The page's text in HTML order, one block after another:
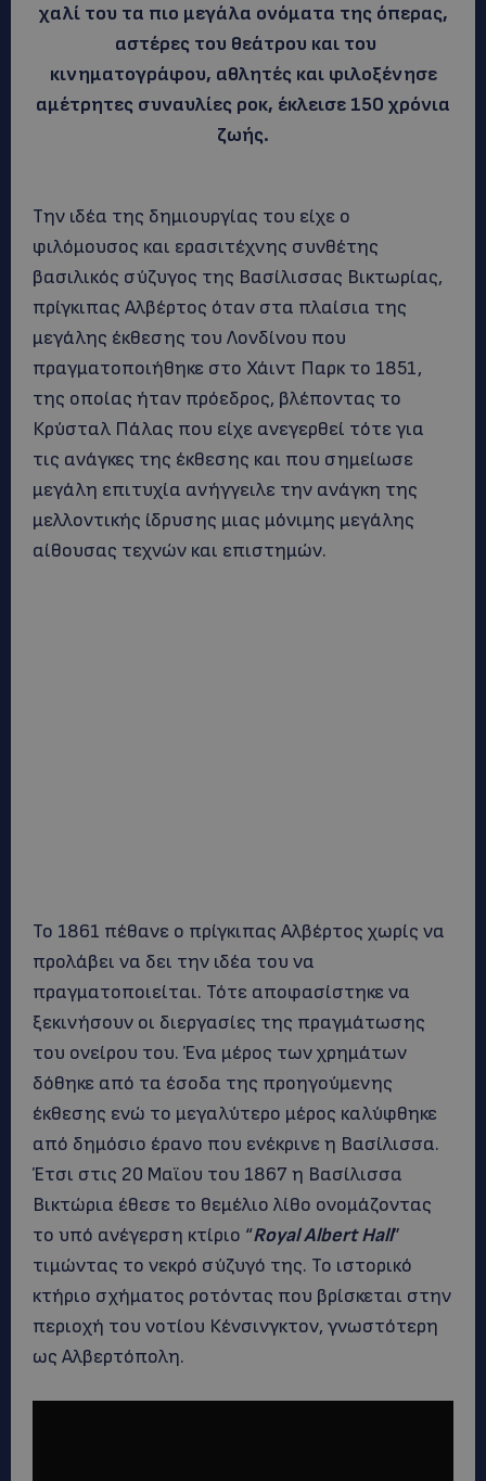
χαλί του τα πιο μεγάλα ονόματα της όπερας,
αστέρες του θεάτρου και του
κινηματογράφου, αθλητές και φιλοξένησε
αμέτρητες συναυλίες ροκ, έκλεισε 150 χρόνια
ζωής.
Την ιδέα της δημιουργίας του είχε ο
φιλόμουσος και ερασιτέχνης συνθέτης
βασιλικός σύζυγος της Βασίλισσας Βικτωρίας,
πρίγκιπας Αλβέρτος όταν στα πλαίσια της
μεγάλης έκθεσης του Λονδίνου που
πραγματοποιήθηκε στο Χάιντ Παρκ το 1851,
της οποίας ήταν πρόεδρος, βλέποντας το
Κρύσταλ Πάλας που είχε ανεγερθεί τότε για
τις ανάγκες της έκθεσης και που σημείωσε
μεγάλη επιτυχία ανήγγειλε την ανάγκη της
μελλοντικής ίδρυσης μιας μόνιμης μεγάλης
αίθουσας τεχνών και επιστημών.
Το 1861 πέθανε ο πρίγκιπας Αλβέρτος χωρίς να
προλάβει να δει την ιδέα του να
πραγματοποιείται. Τότε αποφασίστηκε να
ξεκινήσουν οι διεργασίες της πραγμάτωσης
του ονείρου του. Ένα μέρος των χρημάτων
δόθηκε από τα έσοδα της προηγούμενης
έκθεσης ενώ το μεγαλύτερο μέρος καλύφθηκε
από δημόσιο έρανο που ενέκρινε η Βασίλισσα.
Έτσι στις 20 Μαϊου του 1867 η Βασίλισσα
Βικτώρια έθεσε το θεμέλιο λίθο ονομάζοντας
το υπό ανέγερση κτίριο “Royal Albert Hall”
τιμώντας το νεκρό σύζυγό της. Το ιστορικό
κτήριο σχήματος ροτόντας που βρίσκεται στην
περιοχή του νοτίου Κένσινγκτον, γνωστότερη
ως Αλβερτόπολη.